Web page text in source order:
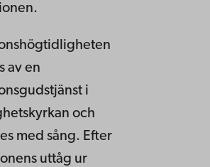
av en
i
och
med sång. Efter
uttåg ur